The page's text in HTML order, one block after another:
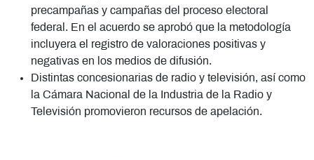
precampañas y campañas del proceso electoral
federal. En el acuerdo se aprobó que la metodología
incluyera el registro de valoraciones positivas y
negativas en los medios de difusión.
Distintas concesionarias de radio y televisión, así como
la Cámara Nacional de la Industria de la Radio y
Televisión promovieron recursos de apelación.